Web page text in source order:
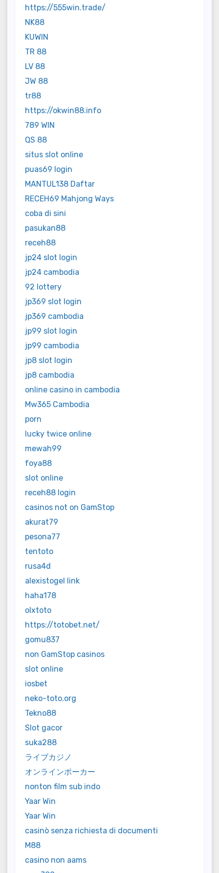
https://555win.trade/
NK88
KUWIN
TR 88
LV 88
JW 88
tr88
https://okwin88.info
789 WIN
QS 88
situs slot online
puas69 login
MANTUL138 Daftar
RECEH69 Mahjong Ways
coba di sini
pasukan88
receh88
jp24 slot login
jp24 cambodia
92 lottery
jp369 slot login
jp369 cambodia
jp99 slot login
jp99 cambodia
jp8 slot login
jp8 cambodia
online casino in cambodia
Mw365 Cambodia
porn
lucky twice online
mewah99
foya88
slot online
receh88 login
casinos not on GamStop
akurat79
pesona77
tentoto
rusa4d
alexistogel link
haha178
olxtoto
https://totobet.net/
gomu837
non GamStop casinos
slot online
iosbet
neko-toto.org
Tekno88
Slot gacor
suka288
ライブカジノ
オンラインポーカー
nonton film sub indo
Yaar Win
Yaar Win
casinò senza richiesta di documenti
M88
casino non aams